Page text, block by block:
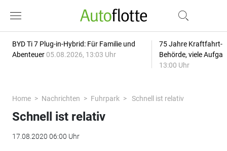
BYD Ti 7 Plug-in-Hybrid: Für Familie und
Abenteuer 05.08.2026, 13:03 Uhr
75 Jahre Kraftfahrt-
Behörde, viele
13:00 Uhr
Home Nachrichten Fuhrpark Schnell ist relativ
Schnell ist relativ
17.08.2020 06:00 Uhr